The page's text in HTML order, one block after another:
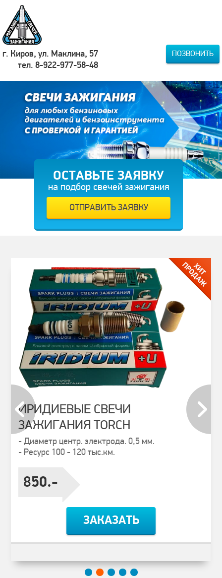
г. Киров, ул. Маклина, 57
тел. 8-922-977-58-48
ПОЗВОНИТЬ
ОСТАВЬТЕ ЗАЯВКУ
на подбор свечей зажигания
ИРИДИЕВЫЕ СВЕЧИ
ЗАЖИГАНИЯ TORCH
- Диаметр центр. электрода. 0,5 мм.
- Ресурс 100 - 120 тыс.км.
850.-
ЗАКАЗАТЬ
prev